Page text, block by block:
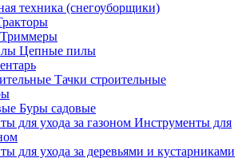
техника (снегоуборщики)
Триммеры
Цепные пилы
Тачки строительные
Буры садовые
Инструменты для